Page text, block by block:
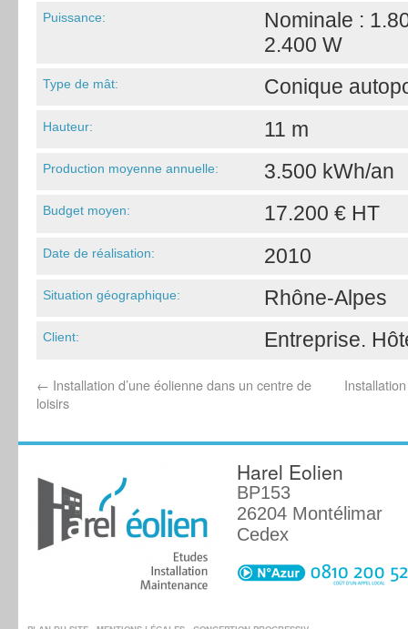
Puissance:
Nominale :
2.400 W
Type de mât: Conique
Hauteur: 11 m
Production moyenne annuelle: 3.500 kWh/an
Budget moyen: 17.200 € HT
Date de réalisation: 2010
Situation géographique: Rhône-Alpes
Client: Entreprise.
← Installation d’une éolienne dans un centre de
loisirs
Harel Eolien
BP153
26204 Montélimar
Cedex